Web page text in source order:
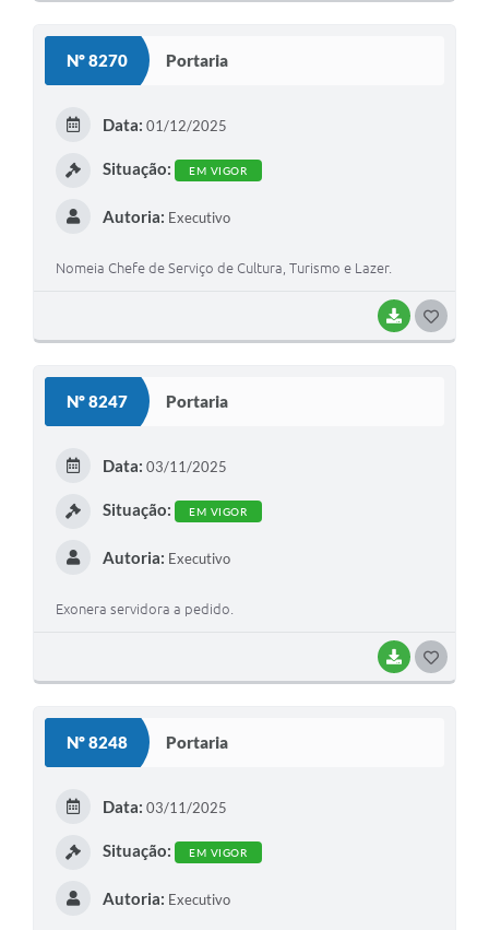
Nº 8270 Portaria
BAIXAR
Data: 01/12/2025
Situação: EM VIGOR
Autoria: Executivo
Nomeia Chefe de Serviço de Cultura, Turismo e Lazer.
Nº 8247 Portaria
BAIXAR
Data: 03/11/2025
Situação: EM VIGOR
Autoria: Executivo
Exonera servidora a pedido.
Nº 8248 Portaria
Data: 03/11/2025
Situação: EM VIGOR
Autoria: Executivo